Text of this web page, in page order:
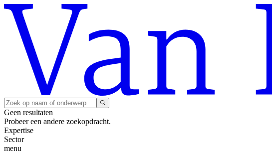
Geen resultaten
Probeer een andere zoekopdracht.
Expertise
Sector
menu